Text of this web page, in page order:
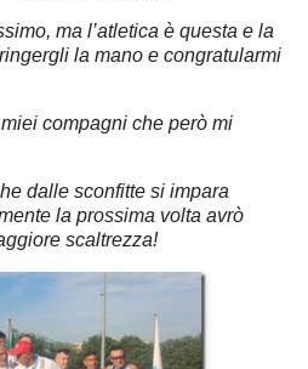
ma l’atletica è questa e la
la mano e congratularmi
compagni che però mi
dalle sconfitte si impara
la prossima volta avrò
scaltrezza!